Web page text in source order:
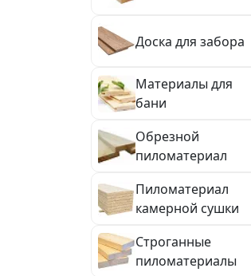
Доска для забора
Материалы для
бани
Обрезной
пиломатериал
Пиломатериал
камерной сушки
Строганные
пиломатериалы